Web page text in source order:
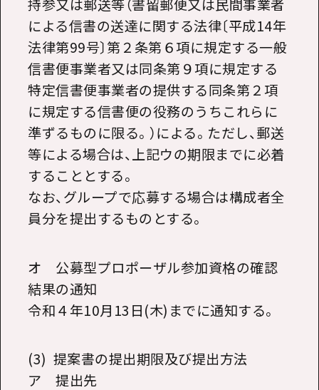
持参又は郵送等（書留郵便又は民間事業者
による信書の送達に関する法律〔平成14年
法律第99号〕第２条第６項に規定する一般
信書便事業者又は同条第９項に規定する
特定信書便事業者の提供する同条第２項
に規定する信書便の役務のうちこれらに
準ずるものに限る。）による。ただし、郵送
等による場合は、上記ウの期限までに必着
することとする。
なお、グループで応募する場合は構成者全
員分を提出するものとする。
オ 公募型プロポーザル参加資格の確認
結果の通知
令和４年10月 13 日(木)までに通知する。
(3) 提案書の提出期限及び提出方法
ア 提出先